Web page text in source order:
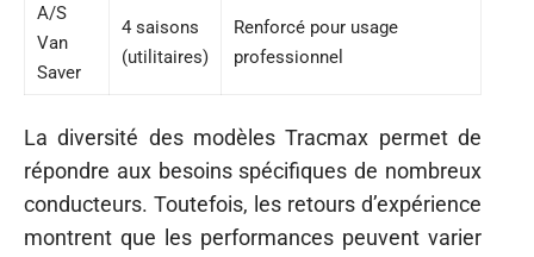
A/S
Van
Saver
4 saisons
(utilitaires)
Renforcé pour usage
professionnel
La diversité des modèles Tracmax permet de
répondre aux besoins spécifiques de nombreux
conducteurs. Toutefois, les retours d’expérience
montrent que les performances peuvent varier